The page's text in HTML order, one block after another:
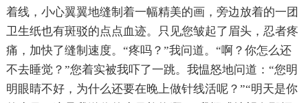
着线，小心翼翼地缝制着一幅精美的画，旁边放着的一团
卫生纸也有斑驳的点点血迹。只见您皱起了眉头，忍者疼
痛，加快了缝制速度。“疼吗？”我问道。“啊？你怎么还
不去睡觉？”您着实被我吓了一跳。我愠怒地问道：“您明
明眼睛不好，为什么还要在晚上做针线活呢？”“明天是你